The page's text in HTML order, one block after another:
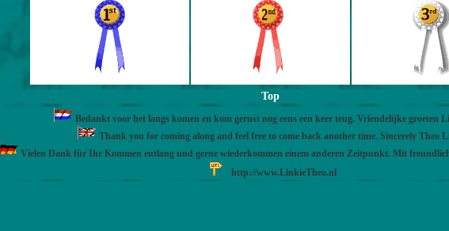
Top
Bedankt voor het langs komen en kom gerust nog eens een keer teug. Vriendelijke groeten
Thank you for coming along and feel free to come back another time. Sincerely Theo
Vielen Dank für Ihr Kommen entlang und gerne wiederkommen einem anderen Zeitpunkt. Mit
http://www.LinkieTheo.nl